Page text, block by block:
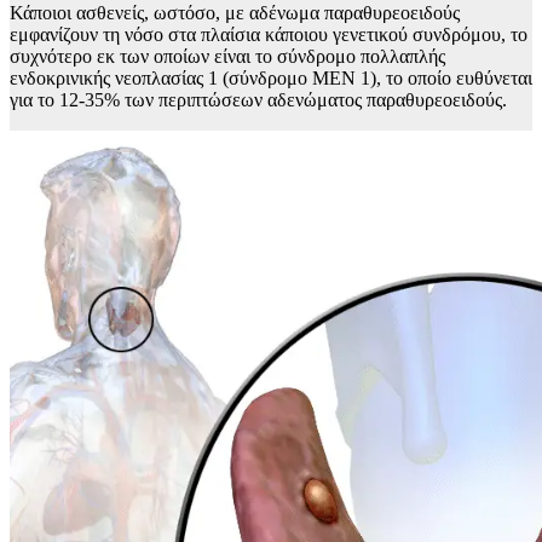
Κάποιοι ασθενείς, ωστόσο, με αδένωμα παραθυρεοειδούς
εμφανίζουν τη νόσο στα πλαίσια κάποιου γενετικού συνδρόμου, το
συχνότερο εκ των οποίων είναι το σύνδρομο πολλαπλής
ενδοκρινικής νεοπλασίας 1 (σύνδρομο MEN 1), το οποίο ευθύνεται
για το 12-35% των περιπτώσεων αδενώματος παραθυρεοειδούς.